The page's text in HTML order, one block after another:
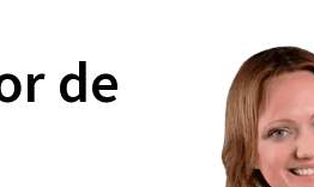
de